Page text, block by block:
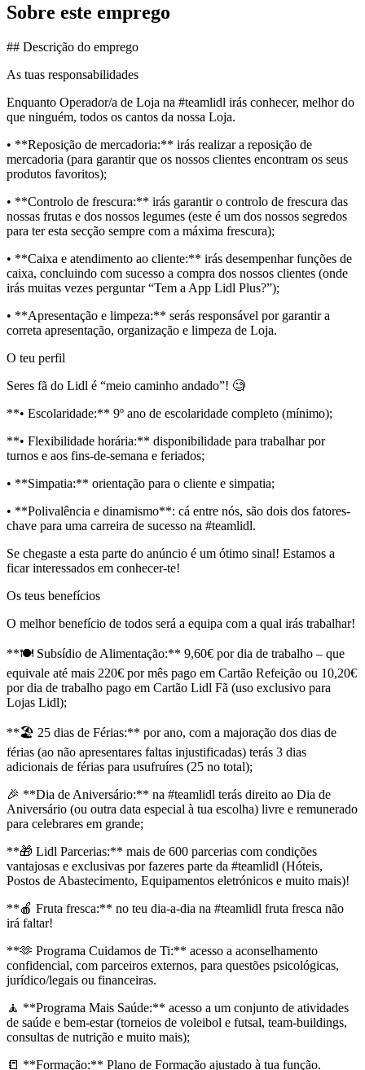
Sobre este emprego
## Descrição do emprego
As tuas responsabilidades
Enquanto Operador/a de Loja na #teamlidl irás conhecer, melhor do
que ninguém, todos os cantos da nossa Loja.
• **Reposição de mercadoria:** irás realizar a reposição de
mercadoria (para garantir que os nossos clientes encontram os seus
produtos favoritos);
• **Controlo de frescura:** irás garantir o controlo de frescura das
nossas frutas e dos nossos legumes (este é um dos nossos segredos
para ter esta secção sempre com a máxima frescura);
• **Caixa e atendimento ao cliente:** irás desempenhar funções de
caixa, concluindo com sucesso a compra dos nossos clientes (onde
irás muitas vezes perguntar “Tem a App Lidl Plus?”);
• **Apresentação e limpeza:** serás responsável por garantir a
correta apresentação, organização e limpeza de Loja.
O teu perfil
Seres fã do Lidl é “meio caminho andado”! 🧐
**• Escolaridade:** 9º ano de escolaridade completo (mínimo);
**• Flexibilidade horária:** disponibilidade para trabalhar por
turnos e aos fins-de-semana e feriados;
• **Simpatia:** orientação para o cliente e simpatia;
• **Polivalência e dinamismo**: cá entre nós, são dois dos fatores-
chave para uma carreira de sucesso na #teamlidl.
Se chegaste a esta parte do anúncio é um ótimo sinal! Estamos a
ficar interessados em conhecer-te!
Os teus benefícios
O melhor benefício de todos será a equipa com a qual irás trabalhar!
**🍽️ Subsídio de Alimentação:** 9,60€ por dia de trabalho – que
equivale até mais 220€ por mês pago em Cartão Refeição ou 10,20€
por dia de trabalho pago em Cartão Lidl Fã (uso exclusivo para
Lojas Lidl);
**🏖️ 25 dias de Férias:** por ano, com a majoração dos dias de
férias (ao não apresentares faltas injustificadas) terás 3 dias
adicionais de férias para usufruíres (25 no total);
🎉 **Dia de Aniversário:** na #teamlidl terás direito ao Dia de
Aniversário (ou outra data especial à tua escolha) livre e remunerado
para celebrares em grande;
**🎁 Lidl Parcerias:** mais de 600 parcerias com condições
vantajosas e exclusivas por fazeres parte da #teamlidl (Hóteis,
Postos de Abastecimento, Equipamentos eletrónicos e muito mais)!
**🍎 Fruta fresca:** no teu dia-a-dia na #teamlidl fruta fresca não
irá faltar!
**🫶 Programa Cuidamos de Ti:** acesso a aconselhamento
confidencial, com parceiros externos, para questões psicológicas,
jurídico/legais ou financeiras.
🧘 **Programa Mais Saúde:** acesso a um conjunto de atividades
de saúde e bem-estar (torneios de voleibol e futsal, team-buildings,
consultas de nutrição e muito mais);
📒 **Formação:** Plano de Formação ajustado à tua função.